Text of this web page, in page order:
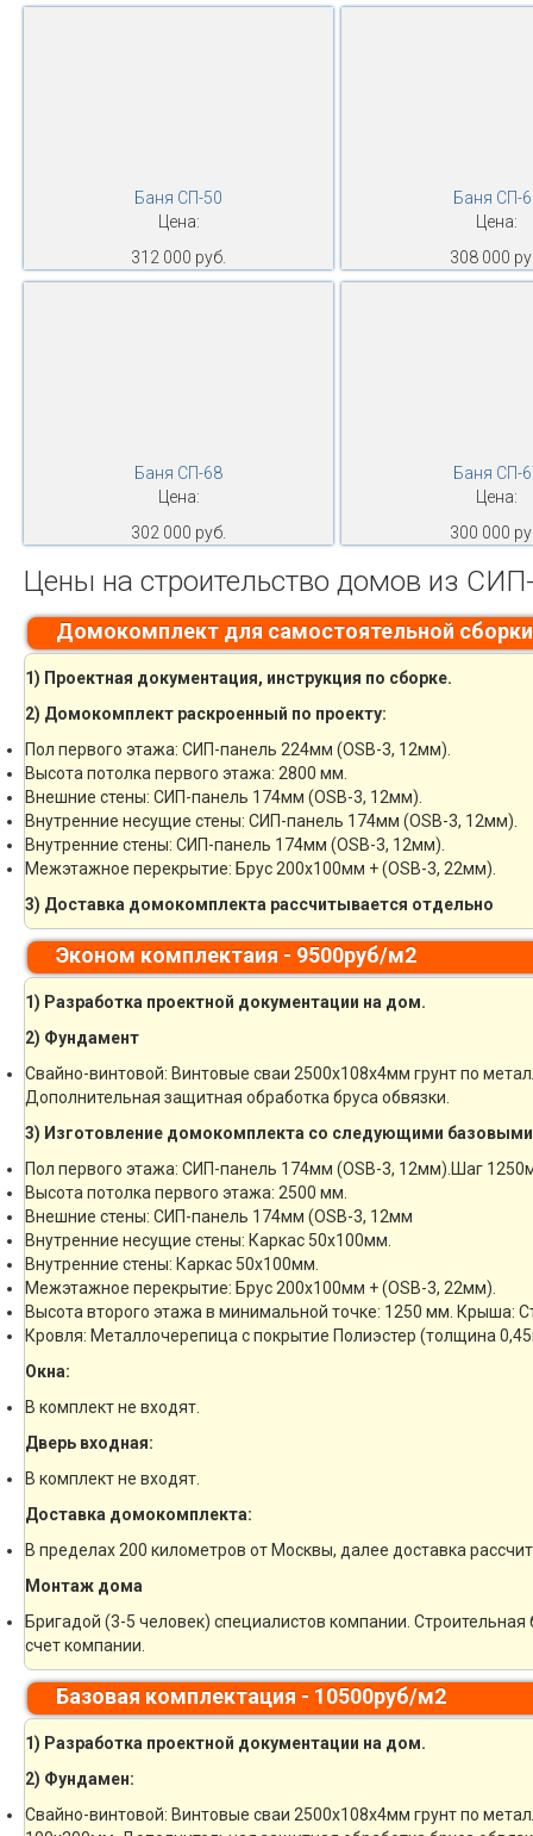
Баня СП-50
Цена:
312 000 руб.
Баня СП-
Цена:
308 000
Баня СП-68
Цена:
302 000 руб.
Баня СП-
Цена:
300 000
Цены на строительство домов из
Домокомплект для самостоятельной
1) Проектная документация, инструкция по сборке.
2) Домокомплект раскроенный по проекту:
Пол первого этажа: СИП-панель 224мм (OSB-3, 12мм).
Высота потолка первого этажа: 2800 мм.
Внешние стены: СИП-панель 174мм (OSB-3, 12мм).
Внутренние несущие стены: СИП-панель 174мм (OSB-3, 12мм).
Внутренние стены: СИП-панель 174мм (OSB-3, 12мм).
Межэтажное перекрытие: Брус 200х100мм + (OSB-3, 22мм).
3) Доставка домокомплекта рассчитывается отдельно
Эконом комплектаия - 9500руб/м2
1) Разработка проектной документации на дом.
2) Фундамент
Свайно-винтовой: Винтовые сваи 2500х108х4мм грунт по
Дополнительная защитная обработка бруса обвязки.
3) Изготовление домокомплекта со следующими базовыми
Пол первого этажа: СИП-панель 174мм (OSB-3, 12мм).Шаг
Высота потолка первого этажа: 2500 мм.
Внешние стены: СИП-панель 174мм (OSB-3, 12мм
Внутренние несущие стены: Каркас 50х100мм.
Внутренние стены: Каркас 50х100мм.
Межэтажное перекрытие: Брус 200х100мм + (OSB-3, 22мм).
Высота второго этажа в минимальной точке: 1250 мм. Крыша:
Кровля: Металлочерепица с покрытие Полиэстер (толщина
Окна:
В комплект не входят.
Дверь входная:
В комплект не входят.
Доставка домокомплекта:
В пределах 200 километров от Москвы, далее доставка
Монтаж дома
Бригадой (3-5 человек) специалистов компании.
счет компании.
Базовая комплектация - 10500руб/м2
1) Разработка проектной документации на дом.
2) Фундамен:
Свайно-винтовой: Винтовые сваи 2500х108х4мм грунт по